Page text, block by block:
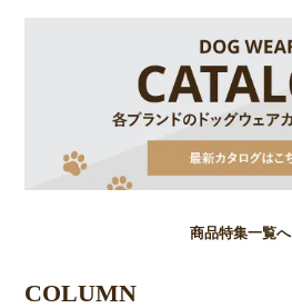
商品特集一覧へ
COLUMN